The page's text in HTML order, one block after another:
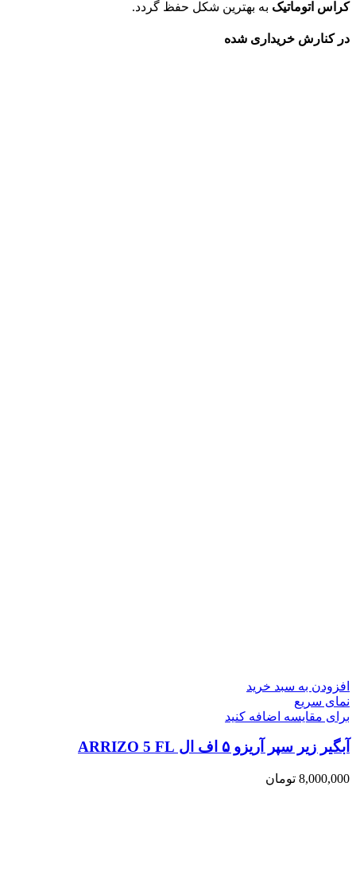
کراس اتوماتیک به بهترین شکل حفظ گردد.
در کنارش خریداری شده
افزودن به سبد خرید
نمای سریع
برای مقایسه اضافه کنید
آبگیر زیر سپر آریزو ۵ اف ال ARRIZO 5 FL
8,000,000 تومان